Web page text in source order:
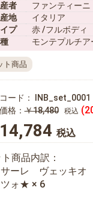
者
ファンティーニ
地
イタリア
プ
赤 /フルボディ
モンテプルチア
ト商品
ード：
INB_set_0001
格：￥18,480 税込
税込
商品内訳：
サーレ ヴェッキ
ツォ★ × 6